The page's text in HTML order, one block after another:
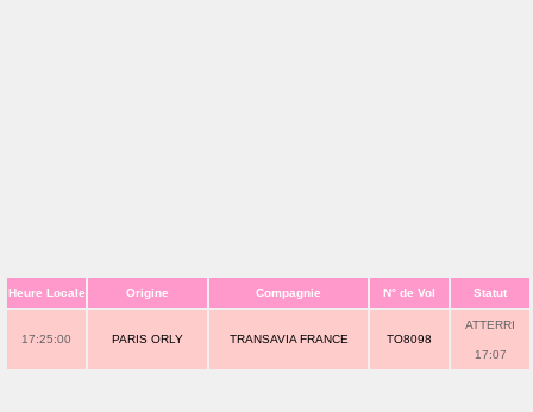
Heure Locale Origine Compagnie N° de Vol Statut
17:25:00 PARIS ORLY TRANSAVIA FRANCE TO8098
ATTERRI
17:07